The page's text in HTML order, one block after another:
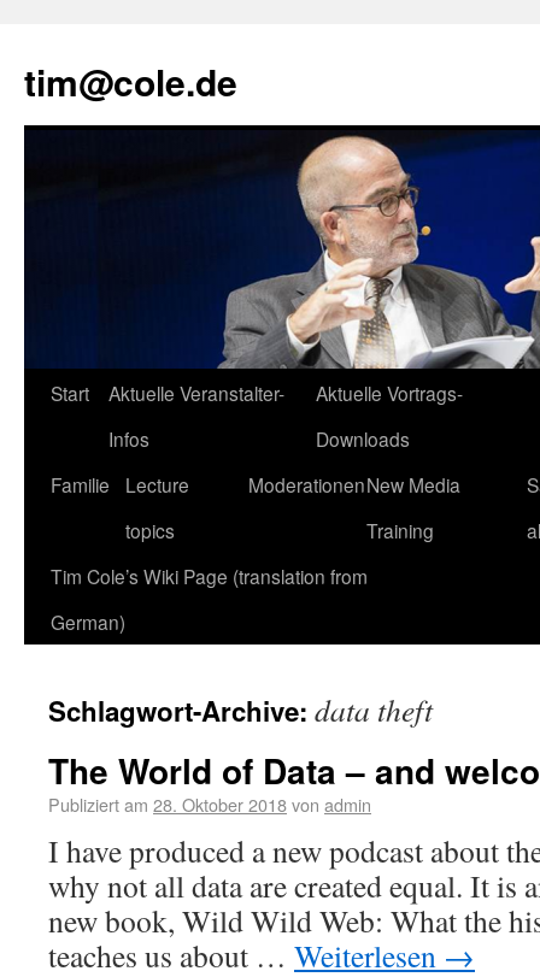
tim@cole.de
Start
Aktuelle Veranstalter-
Infos
Aktuelle Vortrags-
Downloads
Familie
Lecture
topics
ModerationenNew Media
Training
Tim Cole’s Wiki Page (translation from
German)
Schlagwort-Archive: data theft
The World of Data – and
Publiziert am 28. Oktober 2018von admin
I have produced a new podcast about
why not all data are created equal. It is
new book, Wild Wild Web: What the
teaches us about … Weiterlesen →